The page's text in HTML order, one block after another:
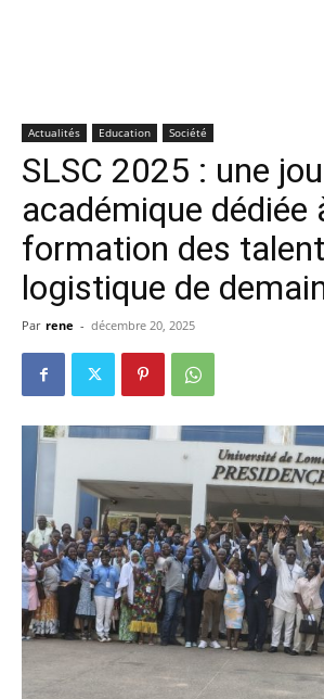
Actualités Education Société
SLSC 2025 : une
académique dédiée
formation des
logistique de
Par rene - décembre 20, 2025